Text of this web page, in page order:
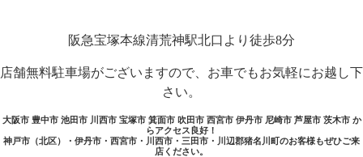
阪急宝塚本線清荒神駅北口より徒歩8分
店舗無料駐車場がございますので、お車でもお気軽にお越し下
さい。
大阪市 豊中市 池田市 川西市 宝塚市 箕面市 吹田市 西宮市 伊丹市 尼崎市 芦屋市 茨木市 か
らアクセス良好！
神戸市（北区）・伊丹市・西宮市・川西市・三田市・川辺郡猪名川町のお客様もぜひご来
店ください。